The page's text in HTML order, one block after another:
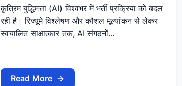
कृत्रिम बुद्धिमत्ता (AI) विश्वभर में भर्ती प्रक्रिया को बदल
रही है। रिज्यूमे विश्लेषण और कौशल मूल्यांकन से लेकर
स्वचालित साक्षात्कार तक, AI संगठनों...
Read More